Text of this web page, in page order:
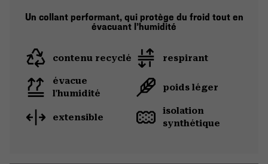
Un collant performant, qui protège du froid tout en
évacuant l’humidité
contenu recyclé respirant
évacue
l'humidité
poids léger
extensible
isolation
synthétique